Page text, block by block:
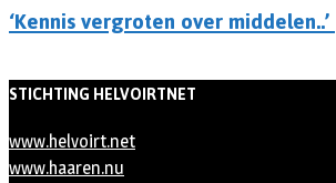
‘Kennis vergroten over middelen..’
STICHTING HELVOIRTNET
www.helvoirt.net
www.haaren.nu